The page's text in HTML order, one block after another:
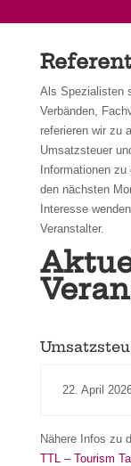
Als Spezialisten
Verbänden,
referieren wir zu
Umsatzsteuer
Informationen
den nächsten
Interesse
Veranstalter.
22. April
Nähere Infos zu
TTL – Tourism